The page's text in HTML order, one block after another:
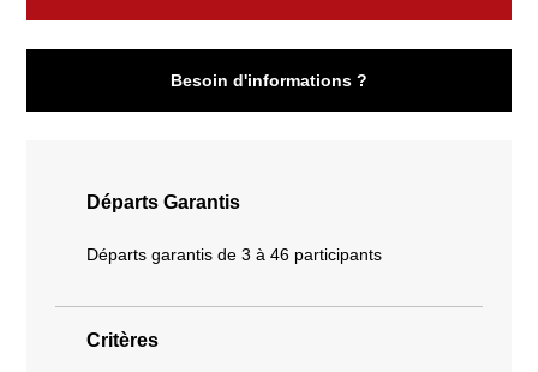
Besoin d'informations ?
Départs Garantis
Départs garantis de 3 à 46 participants
Critères